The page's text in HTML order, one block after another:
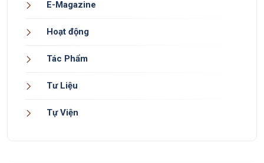
E-Magazine
Hoạt động
Tác Phẩm
Tư Liệu
Tự Viện